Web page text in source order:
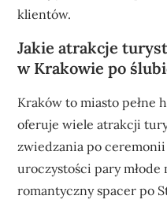
klientów.
Jakie atrakcje
w Krakowie po
Kraków to miasto
oferuje wiele atrakcji
zwiedzania po
uroczystości pary młode
romantyczny spacer po